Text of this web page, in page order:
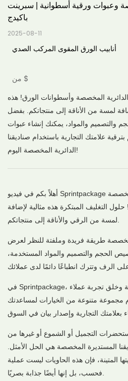
وعبوات ورقية أسطوانية | سبرينت
باكيدج
2025-08-11
أنابيب الورق المقوى المركب الصدي
$
الدائرية المخصصة وأسطوانات الورق! هذه
لمسة من الأناقة إلى منتجاتكم. بفضل
والتصميم والمواد، يمكنك إنشاء عبوات
علامتك التجارية باستخدام صناديقنا
الدائرية المخصصة اليوم!
أهلاً بكم في فيديو Sprintpackage حول الصناديق الدائرية المخصصة
التغليف المبتكرة هذه مثالية لإضافة
طريقة فريدة وملفتة للنظر لعرض
الحجم والتصميم والمواد المستخدمة،
في Sprintpackage، نحن ندرك أهمية العلامة التجارية وخلق تجربة عملاء
مجموعة متنوعة من الخيارات لمساعدتك
التجميل أو الشموع أو غيرها من
المستديرة المخصصة هي الحل الأمثل.
المتينة، فإن هذه الحاويات ليست عملية